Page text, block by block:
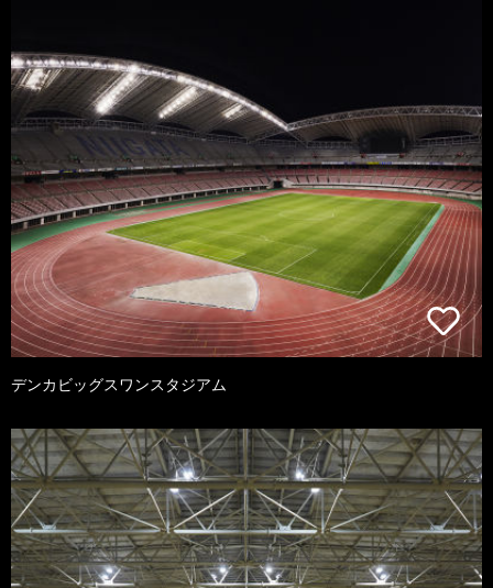
デンカビッグスワンスタジアム